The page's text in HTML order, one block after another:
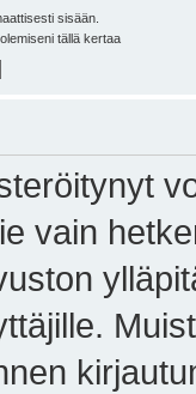
sisään.
tällä kertaa
vain